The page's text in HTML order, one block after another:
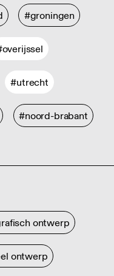
#groningen
#utrecht
#noord-brabant
ontwerp
ontwerp